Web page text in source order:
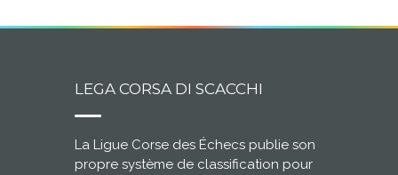
LEGA CORSA DI SCACCHI
La Ligue Corse des Échecs publie son
propre système de classification pour